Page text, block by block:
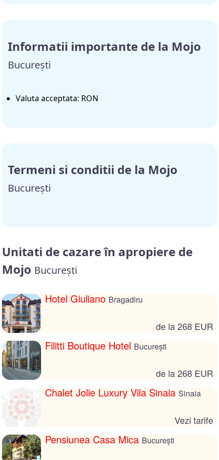
Informatii importante de la Mojo
București
Valuta acceptata: RON
Termeni si conditii de la Mojo
București
Unitati de cazare în apropiere de
Mojo București
Hotel Giuliano Bragadiru
de la 268 EUR
Filitti Boutique Hotel București
de la 268 EUR
Chalet Jolie Luxury Vila Sinaia Sinaia
Vezi tarife
Pensiunea Casa Mica București